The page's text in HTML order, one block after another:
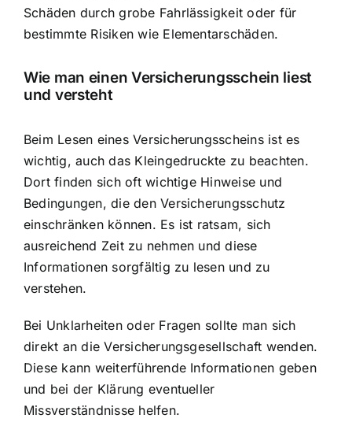
Schäden durch grobe Fahrlässigkeit oder für
bestimmte Risiken wie Elementarschäden.
Wie man einen Versicherungsschein liest
und versteht
Beim Lesen eines Versicherungsscheins ist es
wichtig, auch das Kleingedruckte zu beachten.
Dort finden sich oft wichtige Hinweise und
Bedingungen, die den Versicherungsschutz
einschränken können. Es ist ratsam, sich
ausreichend Zeit zu nehmen und diese
Informationen sorgfältig zu lesen und zu
verstehen.
Bei Unklarheiten oder Fragen sollte man sich
direkt an die Versicherungsgesellschaft wenden.
Diese kann weiterführende Informationen geben
und bei der Klärung eventueller
Missverständnisse helfen.